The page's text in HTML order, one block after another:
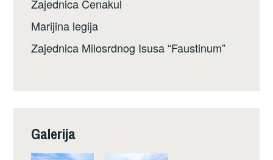
Zajednica Cenakul
Marijina legija
Zajednica Milosrdnog Isusa “Faustinum”
Galerija